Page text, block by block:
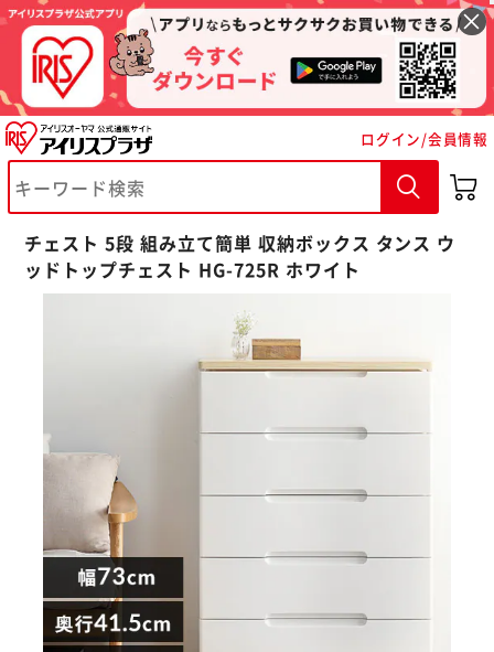
ログイン/会員情報
チェスト 5段 組み立て簡単 収納ボックス タンス ウ
ッドトップチェスト HG-725R ホワイト
※ご確認ください